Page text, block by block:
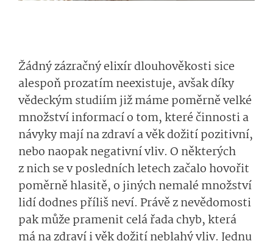
Žádný zázračný elixír dlouhověkosti sice
alespoň prozatím neexistuje, avšak díky
vědeckým studiím již máme poměrně velké
množství informací o tom, které činnosti a
návyky mají na zdraví a věk dožití pozitivní,
nebo naopak negativní vliv. O některých
z nich se v posledních letech začalo hovořit
poměrně hlasitě, o jiných nemalé množství
lidí dodnes příliš neví. Právě z nevědomosti
pak může pramenit celá řada chyb, která
má na zdraví i věk dožití neblahý vliv. Jednu